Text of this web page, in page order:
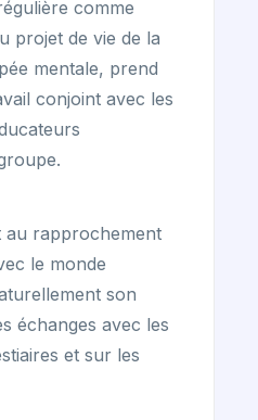
comme
projet de vie de la
mentale, prend
conjoint avec les
au rapprochement
le monde
son
échanges avec les
et sur les